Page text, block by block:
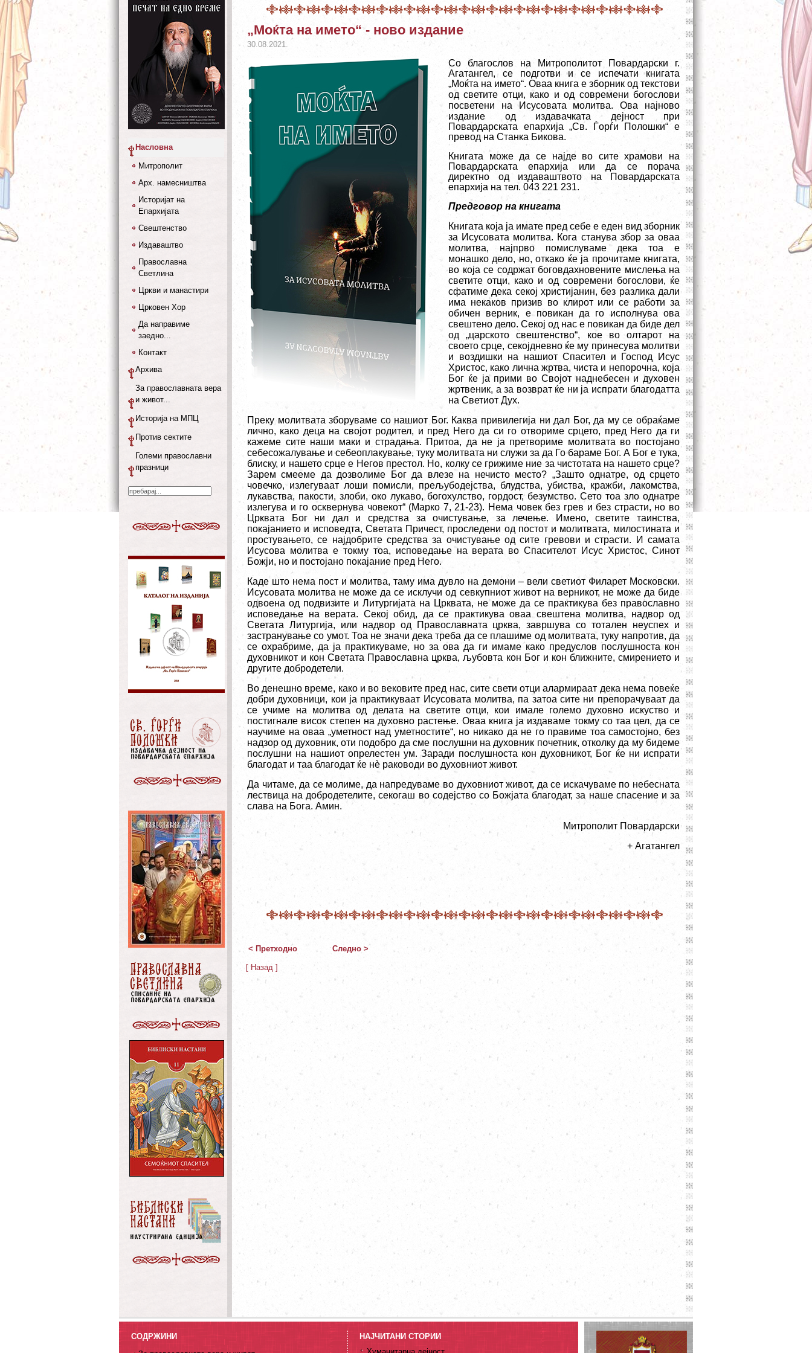
„Моќта на името“ - ново издание
30.08.2021.
Со благослов на Митрополитот Повардарски г.
Агатангел, се подготви и се испечати книгата
„Моќта на името“. Оваа книга е зборник од текстови
од светите отци, како и од современи богослови
посветени на Исусовата молитва. Ова најново
издание од издавачката дејност при
Повардарската епархија „Св. Ѓорѓи Полошки“ е
превод на Станка Бикова.
Книгата може да се најде во сите храмови на
Повардарската епархија или да се порача
директно од издаваштвото на Повардарската
епархија на тел. 043 221 231.
Предговор на книгата
Книгата која ја имате пред себе е еден вид зборник
за Исусовата молитва. Кога станува збор за оваа
молитва, најпрво помислуваме дека тоа е
монашко дело, но, откако ќе ја прочитаме книгата,
во која се содржат боговдахновените мислења на
светите отци, како и од современи богослови, ќе
сфатиме дека секој христијанин, без разлика дали
има некаков призив во клирот или се работи за
обичен верник, е повикан да го исполнува ова
свештено дело. Секој од нас е повикан да биде дел
од „царското свештенство“, кое во олтарот на
своето срце, секојдневно ќе му принесува молитви
и воздишки на нашиот Спасител и Господ Исус
Христос, како лична жртва, чиста и непорочна, која
Бог ќе ја прими во Својот наднебесен и духовен
жртвеник, а за возврат ќе ни ја испрати благодатта
на Светиот Дух.
Преку молитвата зборуваме со нашиот Бог. Каква привилегија ни дал Бог, да му се обраќаме
лично, како деца на својот родител, и пред Него да си го отвориме срцето, пред Него да ги
кажеме сите наши маки и страдања. Притоа, да не ја претвориме молитвата во постојано
себесожалување и себеоплакување, туку молитвата ни служи за да Го бараме Бог. А Бог е тука,
блиску, и нашето срце е Негов престол. Но, колку се грижиме ние за чистотата на нашето срце?
Зарем смееме да дозволиме Бог да влезе на нечисто место? „Зашто однатре, од срцето
човечко, излегуваат лоши помисли, прељубодејства, блудства, убиства, кражби, лакомства,
лукавства, пакости, злоби, око лукаво, богохулство, гордост, безумство. Сето тоа зло однатре
излегува и го осквернува човекот“ (Марко 7, 21-23). Нема човек без грев и без страсти, но во
Црквата Бог ни дал и средства за очистување, за лечење. Имено, светите таинства,
покајанието и исповедта, Светата Причест, проследени од постот и молитвата, милостината и
простувањето, се најдобрите средства за очистување од сите гревови и страсти. И самата
Исусова молитва е токму тоа, исповедање на верата во Спасителот Исус Христос, Синот
Божји, но и постојано покајание пред Него.
Каде што нема пост и молитва, таму има дувло на демони – вели светиот Филарет Московски.
Исусовата молитва не може да се исклучи од севкупниот живот на верникот, не може да биде
одвоена од подвизите и Литургијата на Црквата, не може да се практикува без православно
исповедање на верата. Секој обид, да се практикува оваа свештена молитва, надвор од
Светата Литургија, или надвор од Православната црква, завршува со тотален неуспех и
застранување со умот. Тоа не значи дека треба да се плашиме од молитвата, туку напротив, да
се охрабриме, да ја практикуваме, но за ова да ги имаме како предуслов послушноста кон
духовникот и кон Светата Православна црква, љубовта кон Бог и кон ближните, смирението и
другите добродетели.
Во денешно време, како и во вековите пред нас, сите свети отци алармираат дека нема повеќе
добри духовници, кои ја практикуваат Исусовата молитва, па затоа сите ни препорачуваат да
се учиме на молитва од делата на светите отци, кои имале големо духовно искуство и
постигнале висок степен на духовно растење. Оваа книга ја издаваме токму со таа цел, да се
научиме на оваа „уметност над уметностите“, но никако да не го правиме тоа самостојно, без
надзор од духовник, оти подобро да сме послушни на духовник почетник, отколку да му бидеме
послушни на нашиот опрелестен ум. Заради послушноста кон духовникот, Бог ќе ни испрати
благодат и таа благодат ќе нѐ раководи во духовниот живот.
Да читаме, да се молиме, да напредуваме во духовниот живот, да се искачуваме по небесната
лествица на добродетелите, секогаш во содејство со Божјата благодат, за наше спасение и за
слава на Бога. Амин.
Митрополит Повардарски
+ Агатангел
< Претходно Следно >
[ Назад ]
Насловна
Митрополит
Арх. намесништва
Историјат на
Епархијата
Свештенство
Издаваштво
Православна
Светлина
Цркви и манастири
Црковен Хор
Да направиме
заедно...
Контакт
Архива
За православната вера
и живот...
Историја на МПЦ
Против сектите
Големи православни
празници
СОДРЖИНИ
НАЈЧИТАНИ СТОРИИ